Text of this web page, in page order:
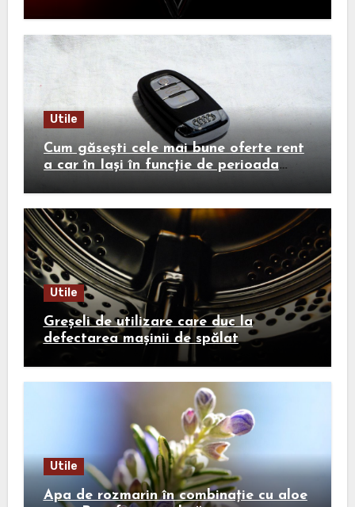
Utile
Cum găsești cele mai bune oferte rent
a car în Iași în funcție de perioada
Utile
Greșeli de utilizare care duc la
defectarea mașinii de spălat
Utile
Apa de rozmarin în combinație cu aloe